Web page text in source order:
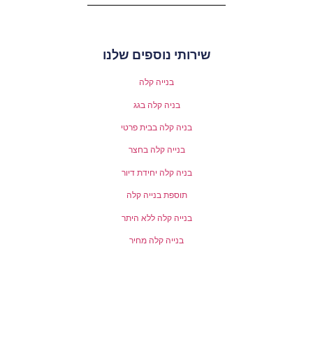
שירותי נוספים שלנו
בנייה קלה
בניה קלה בגג
בניה קלה בבית פרטי
בנייה קלה בחצר
בניה קלה יחידת דיור
תוספת בנייה קלה
בנייה קלה ללא היתר
בנייה קלה מחיר